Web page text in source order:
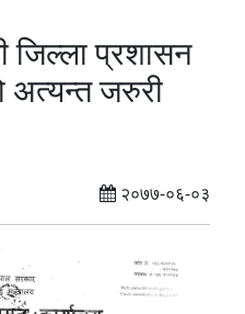
जिल्ला प्रशासन
अत्यन्त जरुरी
२०७७-०६-०३